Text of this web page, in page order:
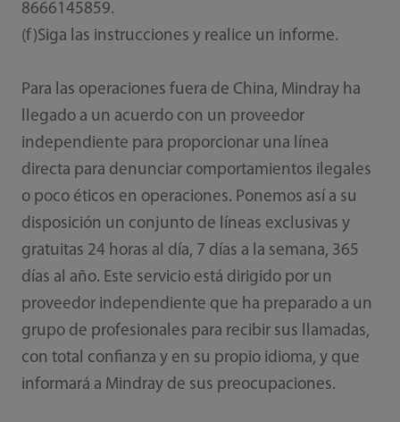
8666145859.
(f)Siga las instrucciones y realice un informe.
Para las operaciones fuera de China, Mindray ha
llegado a un acuerdo con un proveedor
independiente para proporcionar una línea
directa para denunciar comportamientos ilegales
o poco éticos en operaciones. Ponemos así a su
disposición un conjunto de líneas exclusivas y
gratuitas 24 horas al día, 7 días a la semana, 365
días al año. Este servicio está dirigido por un
proveedor independiente que ha preparado a un
grupo de profesionales para recibir sus llamadas,
con total confianza y en su propio idioma, y que
informará a Mindray de sus preocupaciones.